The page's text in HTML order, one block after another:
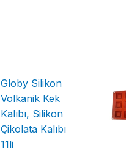
Globy Silikon
Volkanik Kek
Kalıbı, Silikon
Çikolata Kalıbı
11li